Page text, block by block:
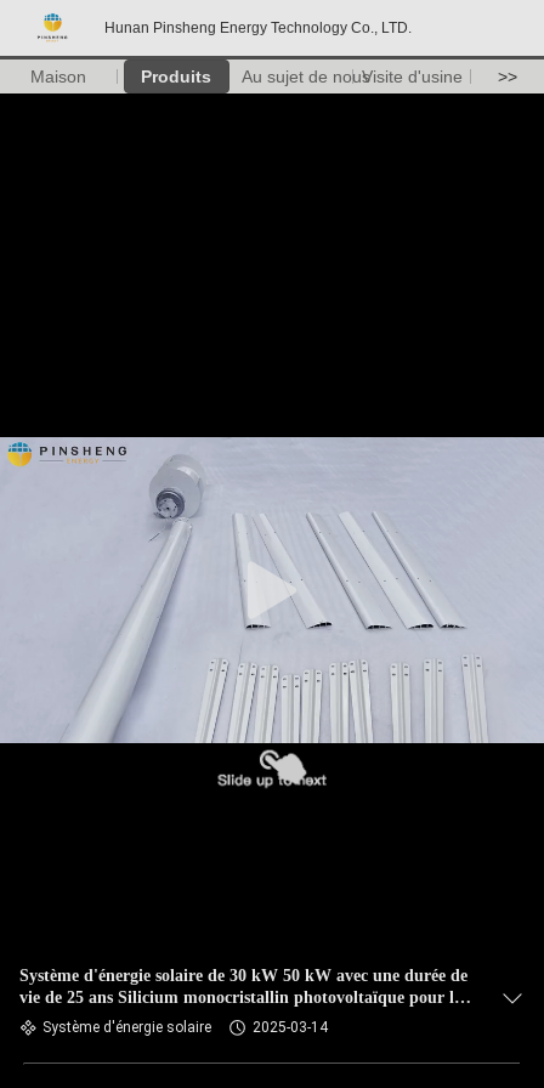
Hunan Pinsheng Energy Technology Co., LTD.
Maison Produits Au sujet de nousVisite d'usine >>
Système d'énergie solaire de 30 kW 50 kW avec une durée de
vie de 25 ans Silicium monocristallin photovoltaïque pour la
vie hors réseau hybride
Système d'énergie solaire 2025-03-14